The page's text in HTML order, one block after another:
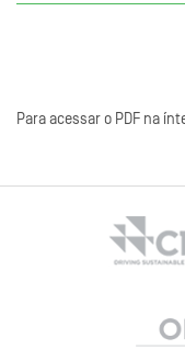
Para acessar o PDF na